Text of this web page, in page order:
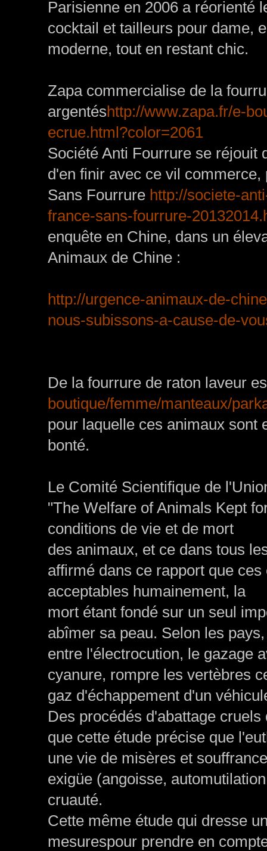
Parisienne en 2006 a réorienté
cocktail et tailleurs pour dame,
moderne, tout en restant chic.
Zapa commercialise de la
argentéshttp://www.zapa.fr/e-
ecrue.html?color=2061
Société Anti Fourrure se réjouit
d'en finir avec ce vil
Sans Fourrure http://societe-
france-sans-fourrure-
enquête en Chine, dans un
Animaux de Chine :
http://urgence-animaux-de-
nous-subissons-a-cause-de-
De la fourrure de raton laveur
boutique/femme/manteaux/
pour laquelle ces animaux sont
bonté.
Le Comité Scientifique de
"The Welfare of Animals Kept
conditions de vie et de mort
des animaux, et ce dans tous
affirmé dans ce rapport que
acceptables humainement, la
mort étant fondé sur un seul
abîmer sa peau. Selon les
entre l'électrocution, le gazage
cyanure, rompre les vertèbres
gaz d'échappement d'un
Des procédés d'abattage
que cette étude précise que
une vie de misères et
exigüe (angoisse,
cruauté.
Cette même étude qui dresse
mesurespour prendre en